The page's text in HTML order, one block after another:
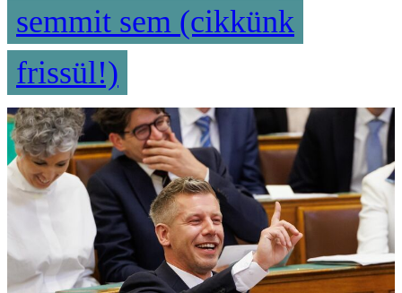
semmit sem (cikkünk
frissül!)